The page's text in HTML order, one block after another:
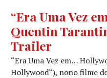
TRAILERS
“Era Uma Vez
Quentin
Trailer
“Era Uma Vez em…
Hollywood“), nono filme